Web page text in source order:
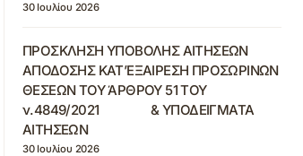
30 Ιουλίου 2026
ΠΡΟΣΚΛΗΣΗ ΥΠΟΒΟΛΗΣ ΑΙΤΗΣΕΩΝ
ΑΠΟΔΟΣΗΣ ΚΑΤ’ΕΞΑΙΡΕΣΗ ΠΡΟΣΩΡΙΝΩΝ
ΘΕΣΕΩΝ ΤΟΥ ΆΡΘΡΟΥ 51 ΤΟΥ
ν.4849/2021 & ΥΠΟΔΕΙΓΜΑΤΑ
ΑΙΤΗΣΕΩΝ
30 Ιουλίου 2026